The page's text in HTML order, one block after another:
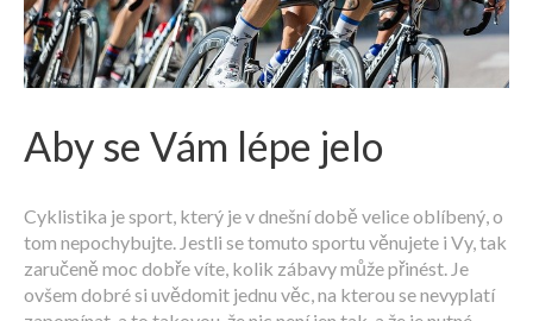
Aby se Vám lépe jelo
Cyklistika je sport, který je v dnešní době velice oblíbený, o
tom nepochybujte. Jestli se tomuto sportu věnujete i Vy, tak
zaručeně moc dobře víte, kolik zábavy může přinést. Je
ovšem dobré si uvědomit jednu věc, na kterou se nevyplatí